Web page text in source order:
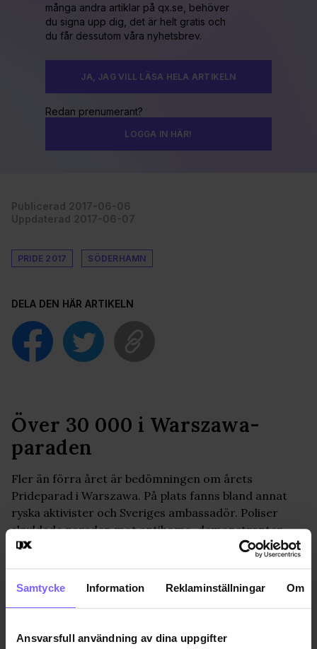
Samtycke Information Reklaminställningar Om
Ansvarsfull användning av dina uppgifter
många andra artiklar på qx.se, behöver
du signa upp dig, det är helt gratis och
du får dessutom våra nyhetsbrev.
JA, JAG VILL LÄSA HELA ARTIKELN
Redan prenumerant?
LOGGA IN HÄR!
Publicerad 2017-06-06
Uppdaterad 2017-06-07
PRIDE 2017 SÖDERHAMN
DELA DEN HÄR ARTIKELN
Över 30 000 i Warszawa-
paraden
Fler än förra året är bedömningen om årets
Prideparad i Warszawa. På plats fanns bland annat
ryska aktivister och Sveriges ambassadör. Poliser
skyddade paraden mot antihomo-demonstranter.